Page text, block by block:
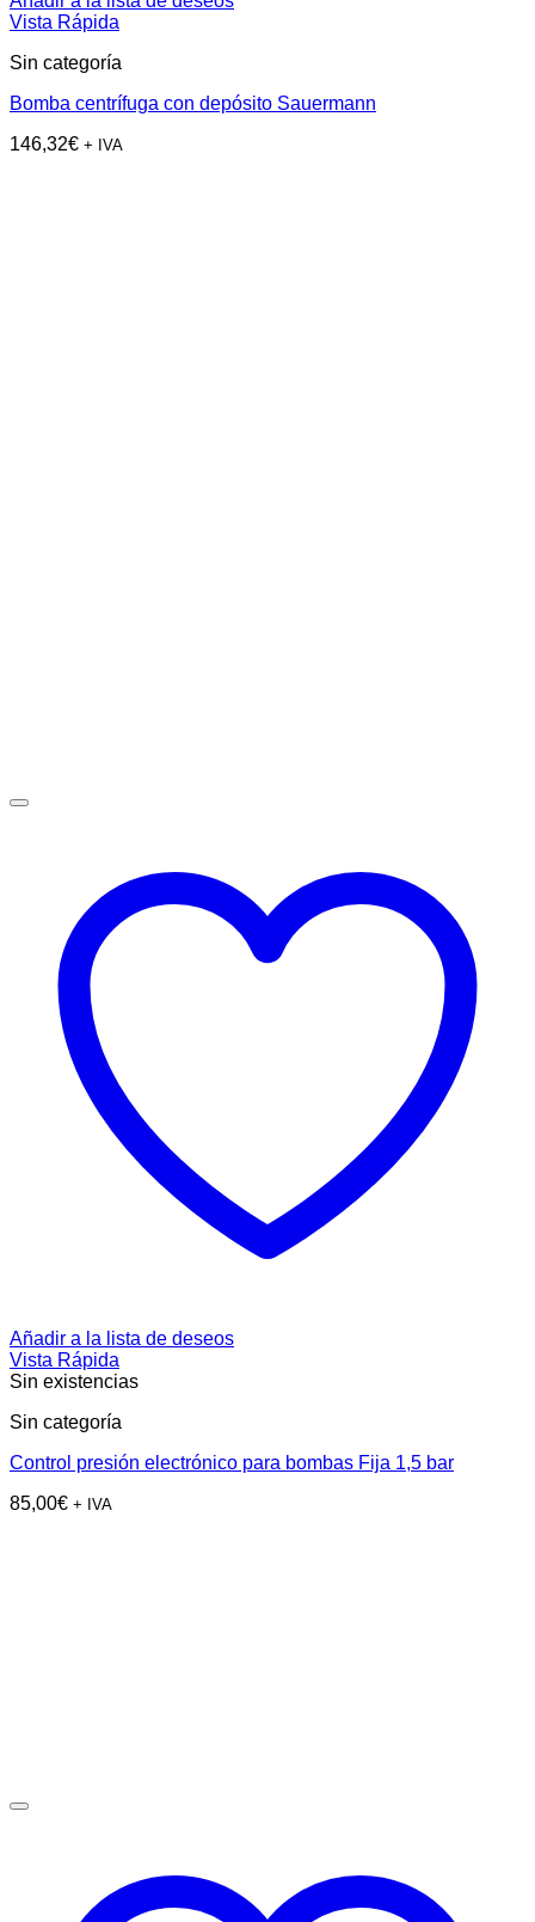
Vista Rápida
Sin categoría
Bomba centrífuga con depósito Sauermann
146,32€ + IVA
Añadir a la lista de deseos
Vista Rápida
Sin existencias
Sin categoría
Control presión electrónico para bombas Fija 1,5 bar
85,00€ + IVA